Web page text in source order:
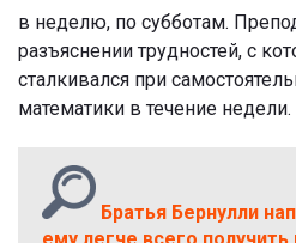
в неделю, по субботам.
разъяснении трудностей, с
сталкивался при
математики в течение недели.
Братья Бернулли